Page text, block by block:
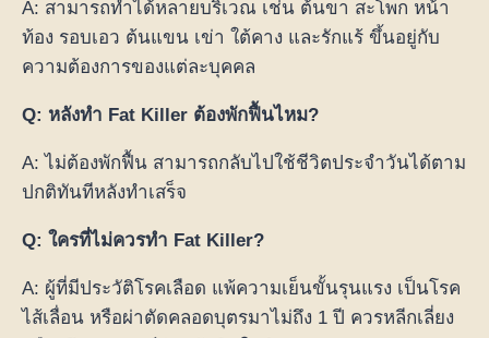
A: สามารถทำได้หลายบริเวณ เช่น ต้นขา สะโพก หน้า
ท้อง รอบเอว ต้นแขน เข่า ใต้คาง และรักแร้ ขึ้นอยู่กับ
ความต้องการของแต่ละบุคคล
Q: หลังทำ Fat Killer ต้องพักฟื้นไหม?
A: ไม่ต้องพักฟื้น สามารถกลับไปใช้ชีวิตประจำวันได้ตาม
ปกติทันทีหลังทำเสร็จ
Q: ใครที่ไม่ควรทำ Fat Killer?
A: ผู้ที่มีประวัติโรคเลือด แพ้ความเย็นขั้นรุนแรง เป็นโรค
ไส้เลื่อน หรือผ่าตัดคลอดบุตรมาไม่ถึง 1 ปี ควรหลีกเลี่ยง